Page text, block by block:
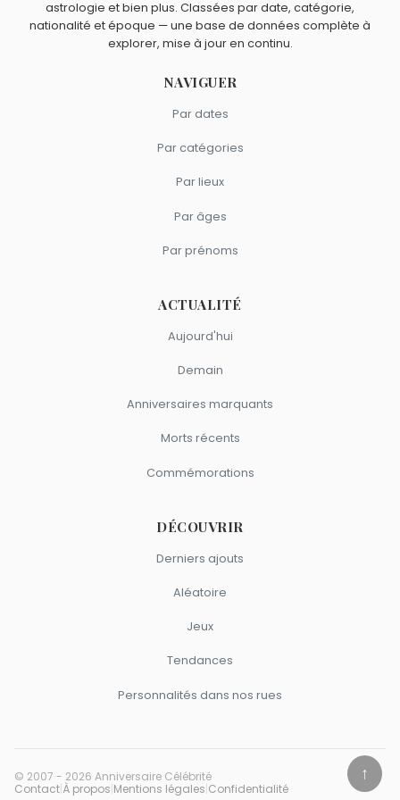
astrologie et bien plus. Classées par date, catégorie,
nationalité et époque — une base de données complète à
explorer, mise à jour en continu.
NAVIGUER
Par dates
Par catégories
Par lieux
Par âges
Par prénoms
ACTUALITÉ
Aujourd'hui
Demain
Anniversaires marquants
Morts récents
Commémorations
DÉCOUVRIR
Derniers ajouts
Aléatoire
Jeux
Tendances
Personnalités dans nos rues
© 2007 - 2026 Anniversaire Célébrité
Contact À propos Mentions légales Confidentialité
↑